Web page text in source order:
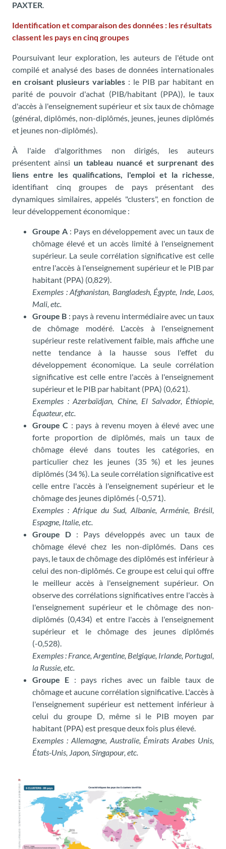
PAXTER.
Identification et comparaison des données : les résultats
classent les pays en cinq groupes
Poursuivant leur exploration, les auteurs de l'étude ont
compilé et analysé des bases de données internationales
en croisant plusieurs variables : le PIB par habitant en
parité de pouvoir d'achat (PIB/habitant (PPA)), le taux
d'accès à l'enseignement supérieur et six taux de chômage
(général, diplômés, non-diplômés, jeunes, jeunes diplômés
et jeunes non-diplômés).
À l'aide d'algorithmes non dirigés, les auteurs
présentent ainsi un tableau nuancé et surprenant des
liens entre les qualifications, l'emploi et la richesse,
identifiant cinq groupes de pays présentant des
dynamiques similaires, appelés "clusters", en fonction de
leur développement économique :
Groupe A: Pays en développement avec un taux de
chômage élevé et un accès limité à l'enseignement
supérieur. La seule corrélation significative est celle
entre l'accès à l'enseignement supérieur et le PIB par
habitant (PPA) (0,829).
Exemples : Afghanistan, Bangladesh, Égypte, Inde, Laos,
Mali, etc.
Groupe B : pays à revenu intermédiaire avec un taux
de chômage modéré. L'accès à l'enseignement
supérieur reste relativement faible, mais affiche une
nette tendance à la hausse sous l'effet du
développement économique. La seule corrélation
significative est celle entre l'accès à l'enseignement
supérieur et le PIB par habitant (PPA) (0,621).
Exemples : Azerbaïdjan, Chine, El Salvador, Éthiopie,
Équateur, etc.
Groupe C : pays à revenu moyen à élevé avec une
forte proportion de diplômés, mais un taux de
chômage élevé dans toutes les catégories, en
particulier chez les jeunes (35 %) et les jeunes
diplômés (34 %). La seule corrélation significative est
celle entre l'accès à l'enseignement supérieur et le
chômage des jeunes diplômés (-0,571).
Exemples : Afrique du Sud, Albanie, Arménie, Brésil,
Espagne, Italie, etc.
Groupe D : Pays développés avec un taux de
chômage élevé chez les non-diplômés. Dans ces
pays, le taux de chômage des diplômés est inférieur à
celui des non-diplômés. Ce groupe est celui qui offre
le meilleur accès à l'enseignement supérieur. On
observe des corrélations significatives entre l'accès à
l'enseignement supérieur et le chômage des non-
diplômés (0,434) et entre l'accès à l'enseignement
supérieur et le chômage des jeunes diplômés
(-0,528).
Exemples : France, Argentine, Belgique, Irlande, Portugal,
la Russie, etc.
Groupe E : pays riches avec un faible taux de
chômage et aucune corrélation significative. L'accès à
l'enseignement supérieur est nettement inférieur à
celui du groupe D, même si le PIB moyen par
habitant (PPA) est presque deux fois plus élevé.
Exemples : Allemagne, Australie, Émirats Arabes Unis,
États-Unis, Japon, Singapour, etc.